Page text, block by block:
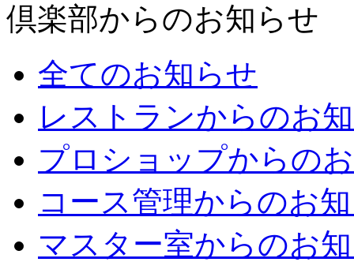
倶楽部からのお知らせ
全てのお知らせ
レストランからのお
プロショップからの
コース管理からのお
マスター室からのお